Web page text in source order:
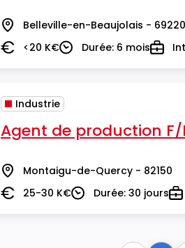
Lieu Belleville-en-Beaujolais - 69220
Salaire<20 K€DuréeDurée: 6 moisType
Industrie
Agent de production F/
Lieu Montaigu-de-Quercy - 82150
Salaire25-30 K€DuréeDurée: 30 jours